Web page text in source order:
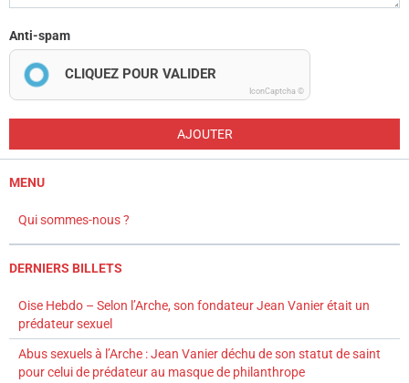
Anti-spam
CLIQUEZ POUR VALIDER
IconCaptcha ©
AJOUTER
MENU
Qui sommes-nous ?
DERNIERS BILLETS
Oise Hebdo – Selon l’Arche, son fondateur Jean Vanier était un
prédateur sexuel
Abus sexuels à l’Arche : Jean Vanier déchu de son statut de saint
pour celui de prédateur au masque de philanthrope